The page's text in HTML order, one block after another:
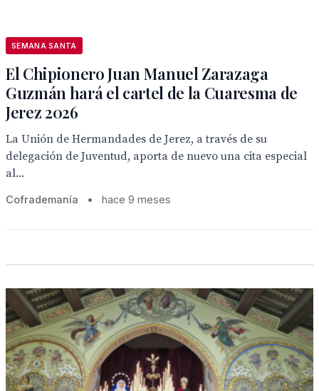
SEMANA SANTA
El Chipionero Juan Manuel Zarazaga
Guzmán hará el cartel de la Cuaresma de
Jerez 2026
La Unión de Hermandades de Jerez, a través de su
delegación de Juventud, aporta de nuevo una cita especial
al...
Cofrademanía • hace 9 meses